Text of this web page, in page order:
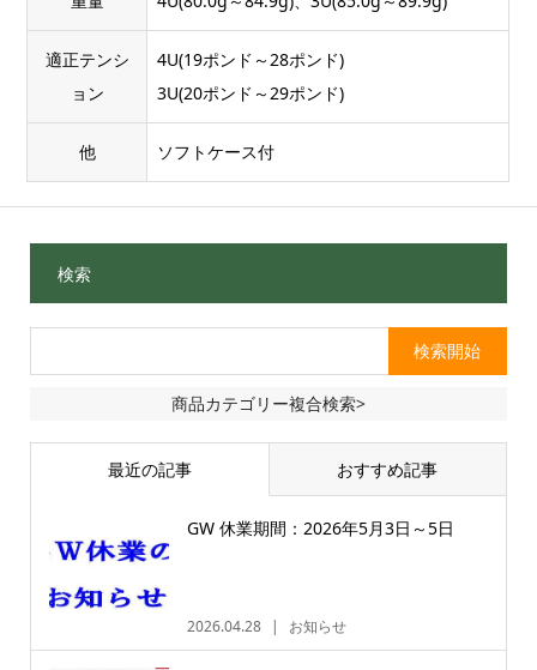
適正テンシ
ョン
4U(19ポンド～28ポンド)
3U(20ポンド～29ポンド)
他 ソフトケース付
検索
商品カテゴリー複合検索>
最近の記事 おすすめ記事
GW 休業期間：2026年5月3日～5日
2026.04.28 お知らせ